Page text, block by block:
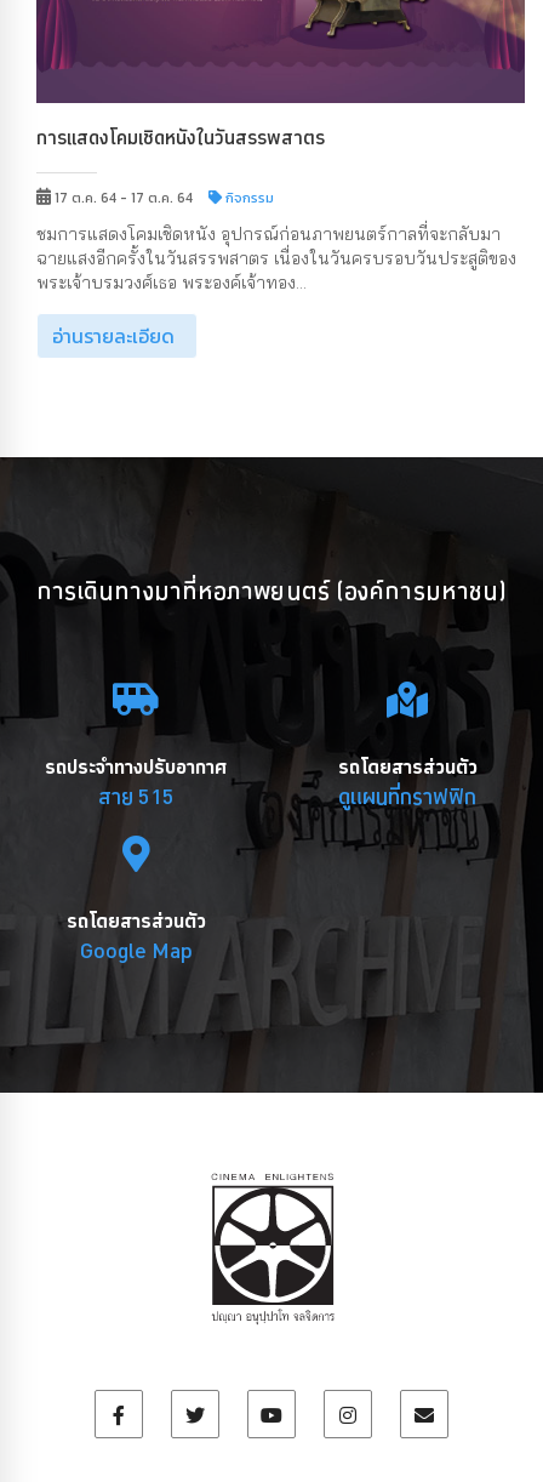
การแสดงโคมเชิดหนังในวันสรรพสาตร
17 ต.ค. 64 - 17 ต.ค. 64 กิจกรรม
ชมการแสดงโคมเชิดหนัง อุปกรณ์ก่อนภาพยนตร์กาลที่จะกลับมา
ฉายแสงอีกครั้งในวันสรรพสาตร เนื่องในวันครบรอบวันประสูติของ
พระเจ้าบรมวงศ์เธอ พระองค์เจ้าทอง...
อ่านรายละเอียด
การเดินทางมาที่หอภาพยนตร์ (องค์การมหาชน)
รถประจำทางปรับอากาศ
สาย 515
รถโดยสารส่วนตัว
ดูแผนที่กราฟฟิก
รถโดยสารส่วนตัว
Google Map